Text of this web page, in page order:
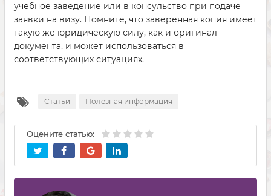
учебное заведение или в консульство при подаче
заявки на визу. Помните, что заверенная копия имеет
такую же юридическую силу, как и оригинал
документа, и может использоваться в
соответствующих ситуациях.
Статьи Полезная информация
Оцените статью: